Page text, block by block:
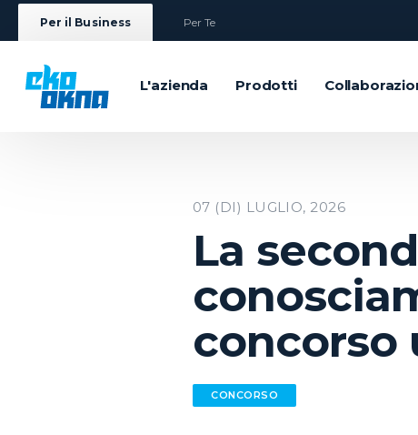
Per il Business Per Te
L'azienda Prodotti
07 (DI) LUGLIO, 2026
La
concorso
CONCORSO